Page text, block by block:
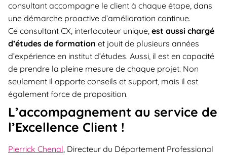
consultant accompagne le client à chaque étape, dans
une démarche proactive d’amélioration continue.
Ce consultant CX, interlocuteur unique, est aussi chargé
d’études de formation et jouit de plusieurs années
d’expérience en institut d’études. Aussi, il est en capacité
de prendre la pleine mesure de chaque projet. Non
seulement il apporte conseils et support, mais il est
également force de proposition.
L’accompagnement au service de
l’Excellence Client !
Pierrick Chenal, Directeur du Département Professional